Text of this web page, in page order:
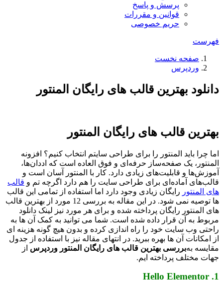
پرسش و پاسخ
قوانین و مقررات
حریم خصوصی
فهرست
صفحه نخست
وردپرس
دانلود بهترین قالب های رایگان المنتور
بهترین قالب های رایگان المنتور
اما چرا باید المنتور را برای طراحی سایتم انتخاب کنیم؟ افزونه
المنتور، یک صفحه‌ساز حرفه‌ای و فوق العاده است که اددان‌ها،
آموزش‌ها و قابلیت‌های زیادی دارد. کار با المنتور آسان است و
قالب‌های آماده‌ای برای طراحی سایت را هم دارد اگرچه تم و قالب
های المنتور رایگان زیادی وجود دارد اما استفاده از تمامی این قالب
ها توصیه نمی شود. در این مقاله به بررسی 12 مورد از بهترین قالب
های المنتور رایگان پرداخته شده و برای هر مورد نیز لینک دانلود
مربوط به آن قرار داده شده است. شما می توانید به کمک آن ها به
راحتی وب سایت خود را راه اندازی کرده و بدون هیچ گونه هزینه ای
از امکانات آن ها بهره ببرید. در انتهای مقاله نیز با استفاده از جدول
مقایسه بهبررسی بهترین قالب های رایگان المنتور وردپرس از
جهات مختلف پرداخته ایم.
1. Hello Elementor